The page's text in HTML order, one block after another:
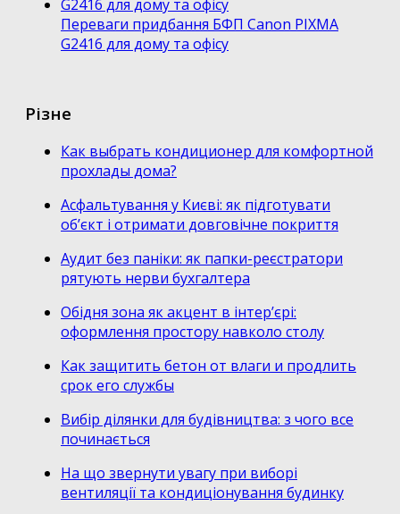
Переваги придбання БФП Canon PIXMA
G2416 для дому та офісу
Різне
Как выбрать кондиционер для комфортной
прохлады дома?
Асфальтування у Києві: як підготувати
об’єкт і отримати довговічне покриття
Аудит без паніки: як папки-реєстратори
рятують нерви бухгалтера
Обідня зона як акцент в інтер’єрі:
оформлення простору навколо столу
Как защитить бетон от влаги и продлить
срок его службы
Вибір ділянки для будівництва: з чого все
починається
На що звернути увагу при виборі
вентиляції та кондиціонування будинку